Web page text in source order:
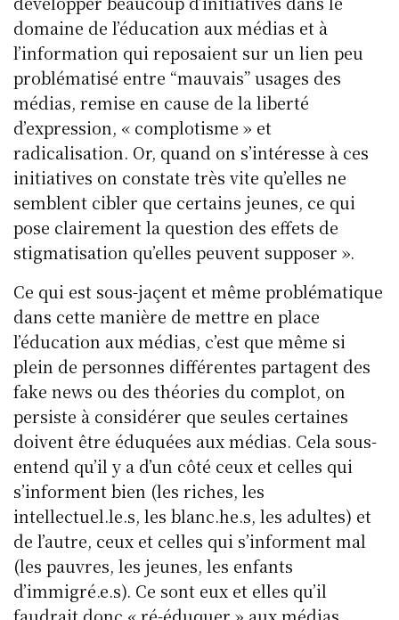
domaine de l’éducation aux médias et à
l’information qui reposaient sur un lien peu
problématisé entre “mauvais” usages des
médias, remise en cause de la liberté
d’expression, « complotisme » et
radicalisation. Or, quand on s’intéresse à ces
initiatives on constate très vite qu’elles ne
semblent cibler que certains jeunes, ce qui
pose clairement la question des effets de
stigmatisation qu’elles peuvent supposer ».
Ce qui est sous-jaçent et même problématique
dans cette manière de mettre en place
l’éducation aux médias, c’est que même si
plein de personnes différentes partagent des
fake news ou des théories du complot, on
persiste à considérer que seules certaines
doivent être éduquées aux médias. Cela sous-
entend qu’il y a d’un côté ceux et celles qui
s’informent bien (les riches, les
intellectuel.le.s, les blanc.he.s, les adultes) et
de l’autre, ceux et celles qui s’informent mal
(les pauvres, les jeunes, les enfants
d’immigré.e.s). Ce sont eux et elles qu’il